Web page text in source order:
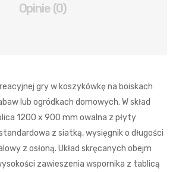
Opinie (0)
gry w koszykówkę na boiskach
lub ogródkach domowych. W skład
1200 x 900 mm owalna z płyty
z siatką, wysięgnik o długości
z osłoną. Układ skręcanych obejm
zawieszenia wspornika z tablicą